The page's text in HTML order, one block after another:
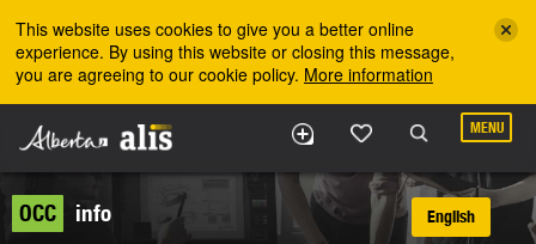
This website uses cookies to give you a better online
experience. By using this website or closing this message,
you are agreeing to our cookie policy. More information
MENU
OCC
info
English